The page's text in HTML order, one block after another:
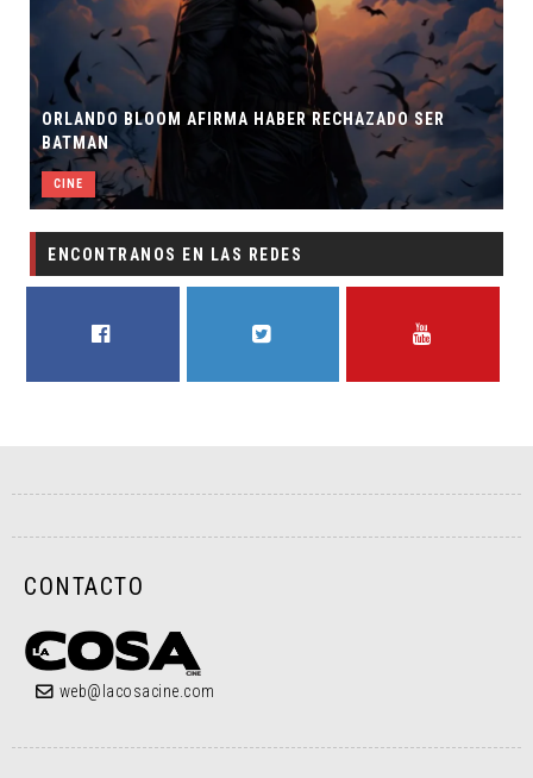
ORLANDO BLOOM AFIRMA HABER RECHAZADO SER
BATMAN
CINE
ENCONTRANOS EN LAS REDES
CONTACTO
web@lacosacine.com